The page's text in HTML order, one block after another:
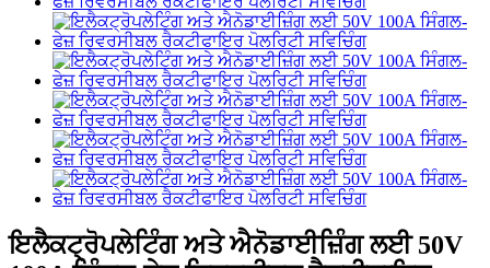
ਇਲੈਕਟ੍ਰੋਪਲੇਟਿੰਗ ਅਤੇ ਐਨੋਡਾਈਜ਼ਿੰਗ ਲਈ 50V